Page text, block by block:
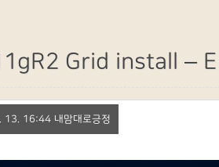
Grid install –
13. 16:44 내맘대로긍정